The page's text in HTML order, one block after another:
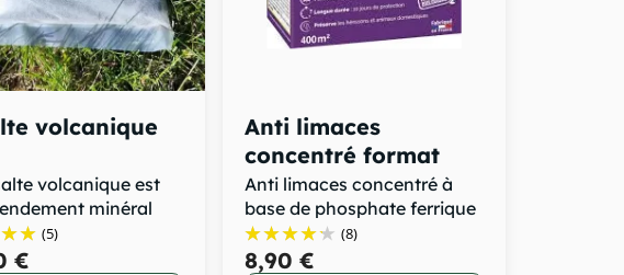
volcanique
volcanique est
minéral
(5)
€
Anti limaces
concentré format
économique
Anti limaces concentré à
base de phosphate ferrique
(3%)....
(8)
8,90 €